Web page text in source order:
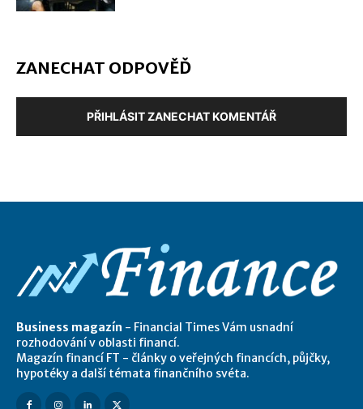
ZANECHAT ODPOVĚĎ
PŘIHLÁSIT ZANECHAT KOMENTÁŘ
Business magazín - Financial Times Vám usnadní
rozhodování v oblasti financí.
Magazín financí FT - články o veřejných financích, půjčky,
hypotéky a další témata finančního svéta.